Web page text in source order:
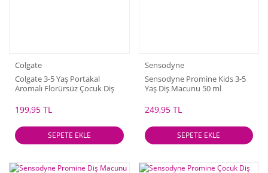
Colgate
Colgate 3-5 Yaş Portakal
Aromalı Florürsüz Çocuk Diş
199,95 TL
SEPETE EKLE
Sensodyne
Sensodyne Promine Kids 3-5
Yaş Diş Macunu 50 ml
249,95 TL
SEPETE EKLE